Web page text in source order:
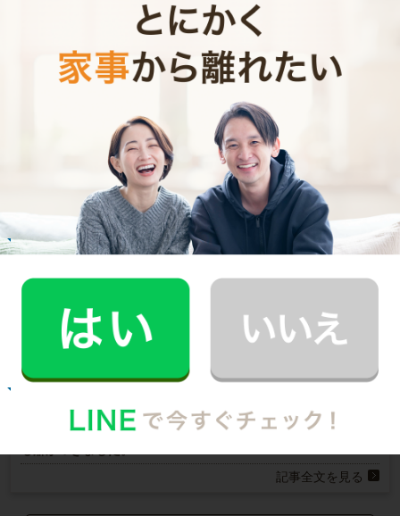
お掃除代行のサービス内容
お掃除代行のサービス料金
ご利用者インタビュー
Customer Interview
お掃除
E.O.さん
いつもお家がキレイなママ友がCaSyを使って
記事全文を見る
お掃除
20代 女性 1人暮らし
掃除をしてもらうようになって、自分も片付け
記事全文を見る